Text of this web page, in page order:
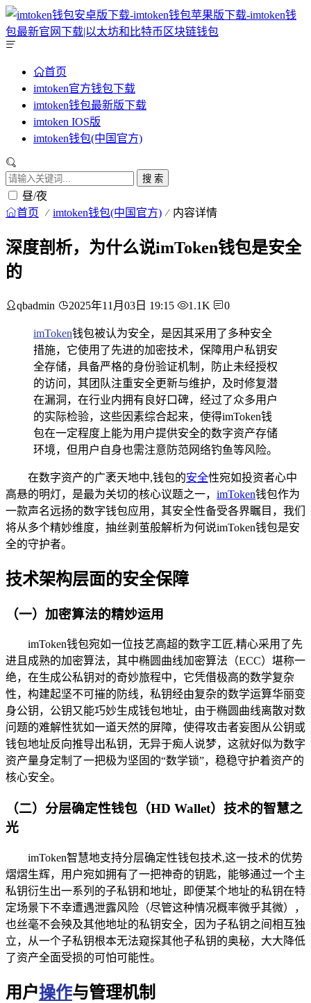
首页
imtoken官方钱包下载
imtoken钱包最新版下载
imtoken IOS版
imtoken钱包(中国官方)
搜 索
昼/夜
首页 imtoken钱包(中国官方) 内容详情
深度剖析，为什么说imToken钱包是安全
的
qbadmin 2025年11月03日 19:15 1.1K 0
imToken钱包被认为安全，是因其采用了多种安全
措施，它使用了先进的加密技术，保障用户私钥安
全存储，具备严格的身份验证机制，防止未经授权
的访问，其团队注重安全更新与维护，及时修复潜
在漏洞，在行业内拥有良好口碑，经过了众多用户
的实际检验，这些因素综合起来，使得imToken钱
包在一定程度上能为用户提供安全的数字资产存储
环境，但用户自身也需注意防范网络钓鱼等风险。
在数字资产的广袤天地中,钱包的安全性宛如投资者心中
高悬的明灯，是最为关切的核心议题之一， imToken钱包作为
一款声名远扬的数字钱包应用，其安全性备受各界瞩目，我们
将从多个精妙维度，抽丝剥茧般解析为何说imToken钱包是安
全的守护者。
技术架构层面的安全保障
（一）加密算法的精妙运用
imToken钱包宛如一位技艺高超的数字工匠,精心采用了先
进且成熟的加密算法，其中椭圆曲线加密算法（ECC）堪称一
绝，在生成公私钥对的奇妙旅程中，它凭借极高的数学复杂
性，构建起坚不可摧的防线，私钥经由复杂的数学运算华丽变
身公钥，公钥又能巧妙生成钱包地址，由于椭圆曲线离散对数
问题的难解性犹如一道天然的屏障，使得攻击者妄图从公钥或
钱包地址反向推导出私钥，无异于痴人说梦，这就好似为数字
资产量身定制了一把极为坚固的“数学锁”，稳稳守护着资产的
核心安全。
（二）分层确定性钱包（HD Wallet）技术的智慧之
光
imToken智慧地支持分层确定性钱包技术,这一技术的优势
熠熠生辉，用户宛如拥有了一把神奇的钥匙，能够通过一个主
私钥衍生出一系列的子私钥和地址，即便某个地址的私钥在特
定场景下不幸遭遇泄露风险（尽管这种情况概率微乎其微），
也丝毫不会殃及其他地址的私钥安全，因为子私钥之间相互独
立，从一个子私钥根本无法窥探其他子私钥的奥秘，大大降低
了资产全面受损的可怕可能性。
用户操作与管理机制